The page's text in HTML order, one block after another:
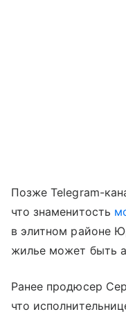
Позже Telegram-
что знаменитость
в элитном районе
жилье может быть
Ранее продюсер
что